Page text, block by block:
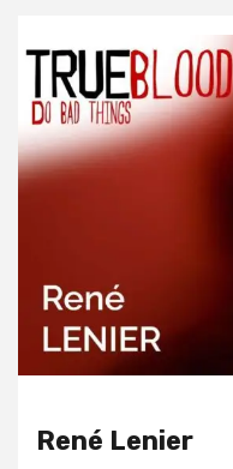
René Lenier